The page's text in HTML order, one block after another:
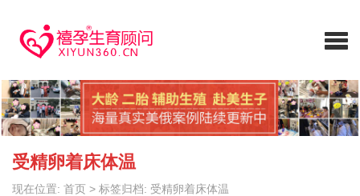
受精卵着床体温
现在位置: 首页 > 标签归档: 受精卵着床体温